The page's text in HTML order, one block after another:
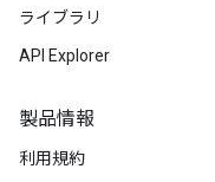
ライブラリ
API Explorer
製品情報
利用規約